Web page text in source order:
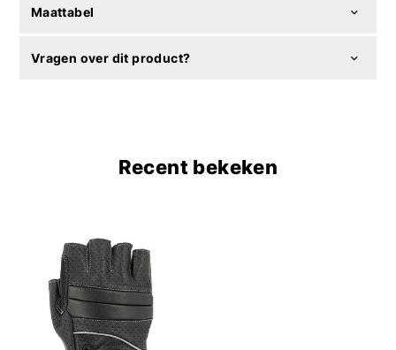
Maattabel
Vragen over dit product?
Recent bekeken